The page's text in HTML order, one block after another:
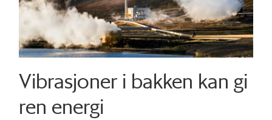
Vibrasjoner i bakken kan gi
ren energi